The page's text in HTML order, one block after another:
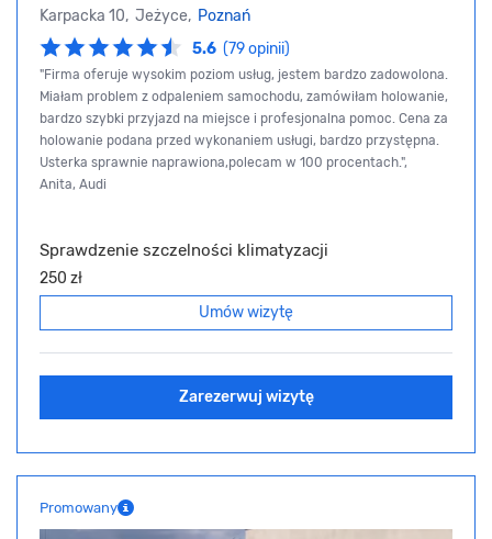
Karpacka 10, Jeżyce, Poznań
5.6 (79 opinii)
"Firma oferuje wysokim poziom usług, jestem bardzo zadowolona.
Miałam problem z odpaleniem samochodu, zamówiłam holowanie,
bardzo szybki przyjazd na miejsce i profesjonalna pomoc. Cena za
holowanie podana przed wykonaniem usługi, bardzo przystępna.
Usterka sprawnie naprawiona,polecam w 100 procentach.",
Anita, Audi
Sprawdzenie szczelności klimatyzacji
250 zł
Umów wizytę
Zarezerwuj wizytę
Promowany